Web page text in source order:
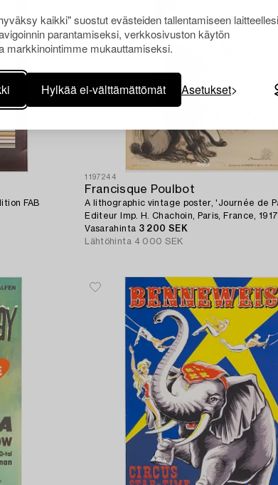
kaikki" suostut evästeiden tallentamiseen laitteellesi
parantamiseksi, verkkosivuston käytön
markkinointimme mukauttamiseksi.
Hylkää ei-välttämättömät Asetukset
FAB
1197244
Francisque Poulbot
A lithographic vintage poster, 'Journée de
Editeur Imp. H. Chachoin, Paris, France,
Vasarahinta 3 200 SEK
Lähtöhinta 4 000 SEK